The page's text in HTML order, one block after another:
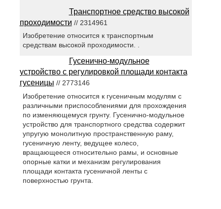
Транспортное средство высокой
проходимости // 2314961
Изобретение относится к транспортным
средствам высокой проходимости. .
Гусенично-модульное
устройство с регулировкой площади контакта
гусеницы // 2773146
Изобретение относится к гусеничным модулям с
различными приспособлениями для прохождения
по изменяющемуся грунту. Гусенично-модульное
устройство для транспортного средства содержит
упругую монолитную пространственную раму,
гусеничную ленту, ведущее колесо,
вращающееся относительно рамы, и основные
опорные катки и механизм регулирования
площади контакта гусеничной ленты с
поверхностью грунта.